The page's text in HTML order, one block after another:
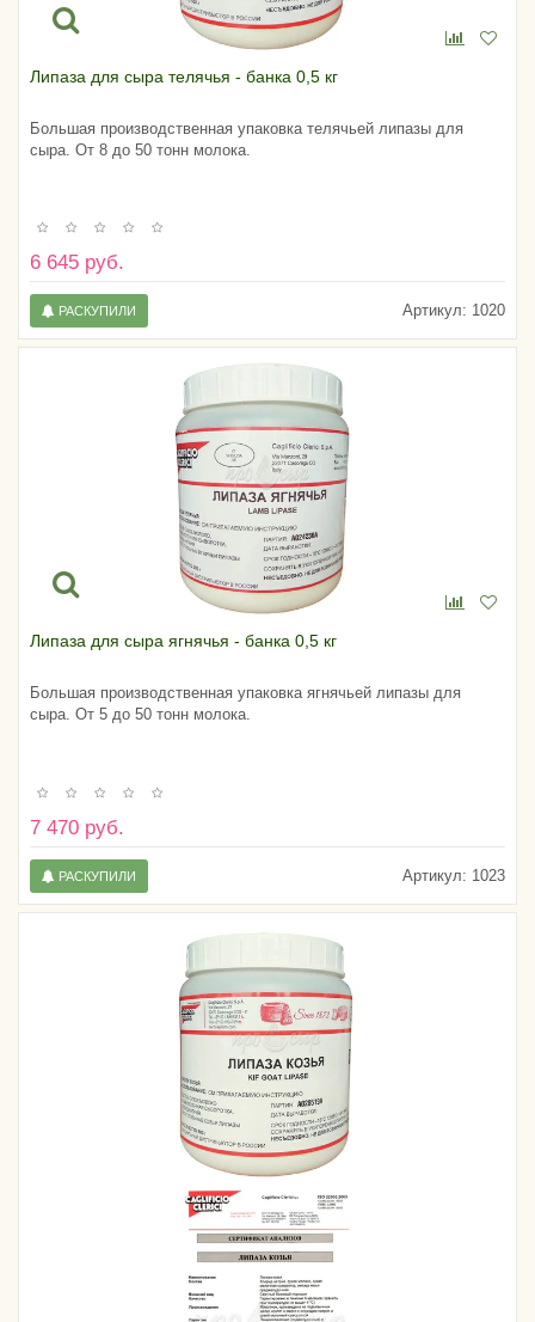
Липаза для сыра телячья - банка 0,5 кг
Большая производственная упаковка телячьей липазы для
сыра. От 8 до 50 тонн молока.
6 645 руб.
Артикул: 1020
РАСКУПИЛИ
Липаза для сыра ягнячья - банка 0,5 кг
Большая производственная упаковка ягнячьей липазы для
сыра. От 5 до 50 тонн молока.
7 470 руб.
Артикул: 1023
РАСКУПИЛИ